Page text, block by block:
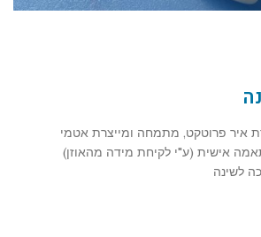
איר פרוטקט, מתמחה ומייצרת אטמי
אישית (ע"י לקיחת מידה מהאוזן)
לשינה